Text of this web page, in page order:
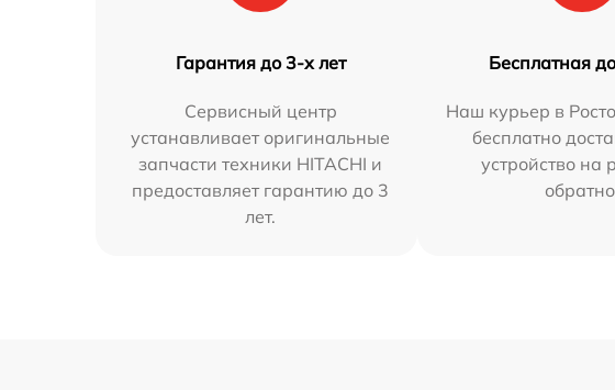
Гарантия до 3-х лет
Сервисный центр
устанавливает оригинальные
запчасти техники HITACHI и
предоставляет гарантию до 3
лет.
Бесплатная
Наш курьер в
бесплатно
устройство на